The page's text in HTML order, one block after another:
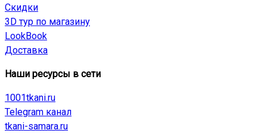
Скидки
3D тур по магазину
LookBook
Доставка
Наши ресурсы в сети
1001tkani.ru
Telegram канал
tkani-samara.ru